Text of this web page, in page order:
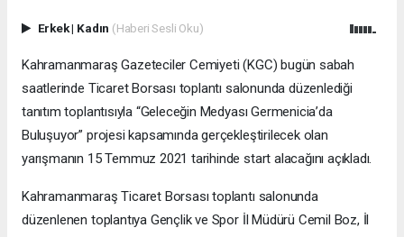
Erkek| Kadın (Haberi Sesli Oku)
Kahramanmaraş Gazeteciler Cemiyeti (KGC) bugün sabah
saatlerinde Ticaret Borsası toplantı salonunda düzenlediği
tanıtım toplantısıyla “Geleceğin Medyası Germenicia’da
Buluşuyor” projesi kapsamında gerçekleştirilecek olan
yarışmanın 15 Temmuz 2021 tarihinde start alacağını açıkladı.
Kahramanmaraş Ticaret Borsası toplantı salonunda
düzenlenen toplantıya Gençlik ve Spor İl Müdürü Cemil Boz, İl